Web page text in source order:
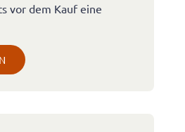
vor dem Kauf eine